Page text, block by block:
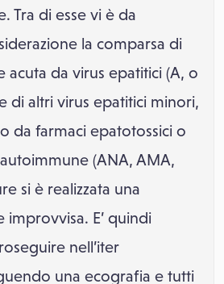
Tra di esse vi è da
la comparsa di
acuta da virus epatitici (A, o
di altri virus epatitici minori,
da farmaci epatotossici o
(ANA, AMA,
si è realizzata una
improvvisa. E’ quindi
nell’iter
una ecografia e tutti